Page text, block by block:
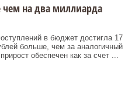
на два миллиарда
в бюджет достигла 17
больше, чем за аналогичный
обеспечен как за счет ...